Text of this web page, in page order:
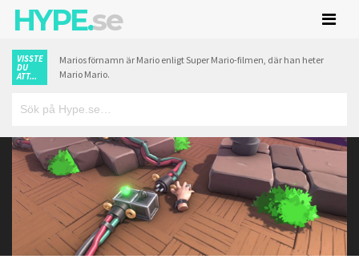
HYPE.se
VISSTE
DU
ATT...
Marios förnamn är Mario enligt Super Mario-filmen, där han heter
Mario Mario.